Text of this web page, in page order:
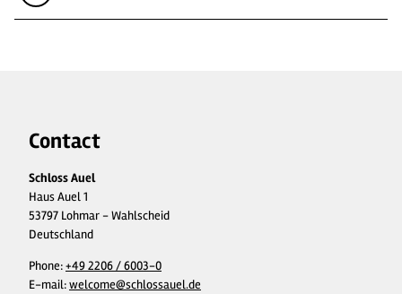
Contact
Schloss Auel
Haus Auel 1
53797 Lohmar - Wahlscheid
Deutschland
Phone:+49 2206 / 6003-0
E-mail:welcome@schlossauel.de